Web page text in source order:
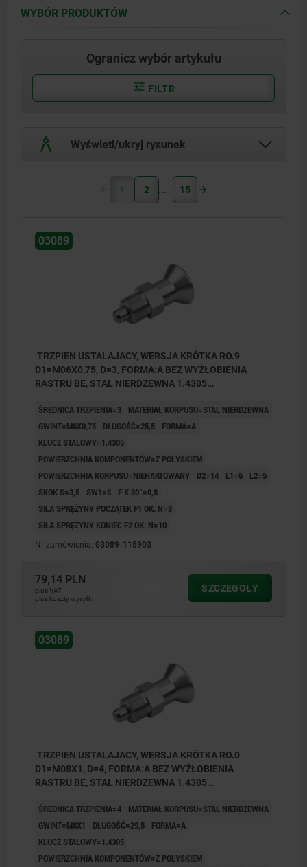
Trzpień ustalający niehartowany
Wersja ze stali nierdzewnej A4:
1.4404.
Wersja ze stali nierdzewnej A4:
Uchwyt grzybkowy
niepowlekany lub obrabiany
strumieniowo.
Trzpień ustalający szlifowany
niepowlekany.
WYBÓR PRODUKTÓW
Ogranicz wybór artykułu
FILTR
Wyświetl/ukryj rysunek
Forma A: bez kłów podpierających, bez
nakrętką zabezpieczającą
Forma C: z kłami podpierającymi, bez
Forma D: z kłami podpierającymi, z nakrętką
1 2 15
03089
TRZPIEN USTALAJACY, WERSJA KRÓTKA RO.9
D1=M06X0,75, D=3, FORMA:A BEZ WYŻŁOBIENIA
RASTRU BE, STAL NIERDZEWNA 1.4305
POLYSKIEM
ŚREDNICA TRZPIENIA=3
MATERIAŁ KORPUSU=STAL NIERDZEWNA
GWINT=M6X0,75
DŁUGOŚĆ=25,5
FORMA=A
KLUCZ STALOWY=1.4305
POWIERZCHNIA KOMPONENTÓW=Z POŁYSKIEM
POWIERZCHNIA KORPUSU=NIEHARTOWANY
D2=14 L1=6
L2=5
SKOK S=3,5
SW1=8
F X 30°=0,8
SIŁA SPRĘŻYNY POCZĄTEK F1 OK. N=3
SIŁA SPRĘŻYNY KONIEC F2 OK. N=10
Nr zamówienia: 03089-115903
79,14 PLN
plus VAT
plus koszty wysyłki
SZCZEGÓŁY
03089
TRZPIEN USTALAJACY, WERSJA KRÓTKA RO.0
D1=M08X1, D=4, FORMA:A BEZ WYŻŁOBIENIA
RASTRU BE, STAL NIERDZEWNA 1.4305
POLYSKIEM
ŚREDNICA TRZPIENIA=4
MATERIAŁ KORPUSU=STAL NIERDZEWNA
GWINT=M8X1
DŁUGOŚĆ=29,5
FORMA=A
KLUCZ STALOWY=1.4305
POWIERZCHNIA KOMPONENTÓW=Z POŁYSKIEM